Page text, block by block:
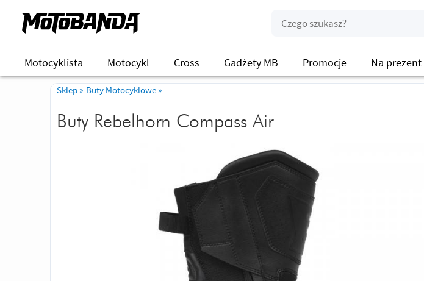
Motocyklista Motocykl Cross Gadżety MB Promocje Na prezent
Sklep » Buty Motocyklowe »
Buty Rebelhorn Compass Air